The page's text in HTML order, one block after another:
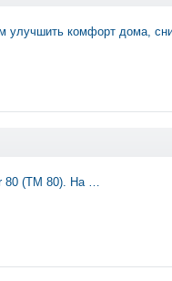
улучшить комфорт дома,
80 (TM 80). На …